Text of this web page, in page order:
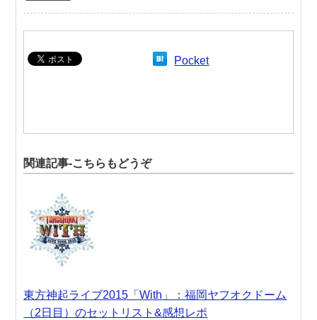
Pocket
関連記事-こちらもどうぞ
東方神起ライブ2015「With」：福岡ヤフオクドーム
（2日目）のセットリスト&感想レポ